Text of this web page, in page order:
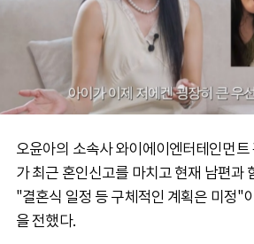
오윤아의 소속사 와이에이엔터테인먼
가 최근 혼인신고를 마치고 현재 남편과
"결혼식 일정 등 구체적인 계획은 미정"
을 전했다.